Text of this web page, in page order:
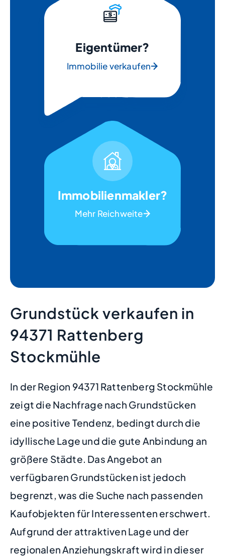
Eigentümer?
Immobilie verkaufen
Immobilienmakler?
Mehr Reichweite
Grundstück verkaufen in
94371 Rattenberg
Stockmühle
In der Region 94371 Rattenberg Stockmühle
zeigt die Nachfrage nach Grundstücken
eine positive Tendenz, bedingt durch die
idyllische Lage und die gute Anbindung an
größere Städte. Das Angebot an
verfügbaren Grundstücken ist jedoch
begrenzt, was die Suche nach passenden
Kaufobjekten für Interessenten erschwert.
Aufgrund der attraktiven Lage und der
regionalen Anziehungskraft wird in dieser